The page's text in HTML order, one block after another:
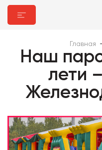
Главная
Наш
лети